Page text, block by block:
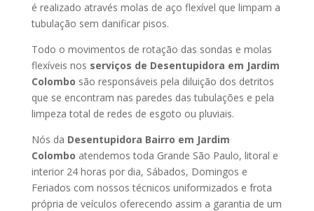
é realizado através molas de aço flexível que limpam a
tubulação sem danificar pisos.
Todo o movimentos de rotação das sondas e molas
flexíveis nos serviços de Desentupidora em Jardim
Colombo são responsáveis pela diluição dos detritos
que se encontram nas paredes das tubulações e pela
limpeza total de redes de esgoto ou pluviais.
Nós da Desentupidora Bairro em Jardim
Colombo atendemos toda Grande São Paulo, litoral e
interior 24 horas por dia, Sábados, Domingos e
Feriados com nossos técnicos uniformizados e frota
própria de veículos oferecendo assim a garantia de um